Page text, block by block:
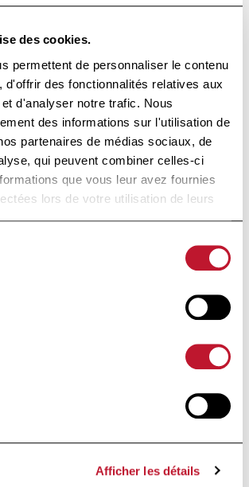
des cookies.
permettent de personnaliser le contenu
d'offrir des fonctionnalités relatives aux
d'analyser notre trafic. Nous
des informations sur l'utilisation de
partenaires de médias sociaux, de
qui peuvent combiner celles-ci
que vous leur avez fournies
lors de votre utilisation de leurs
Afficher les détails
publique
de
48